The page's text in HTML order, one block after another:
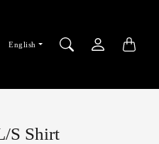
selector
English
S Shirt